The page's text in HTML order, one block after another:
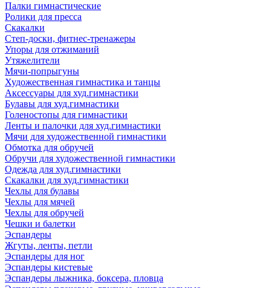
Палки гимнастические
Ролики для пресса
Скакалки
Степ-доски, фитнес-тренажеры
Упоры для отжиманий
Утяжелители
Мячи-попрыгуны
Художественная гимнастика и танцы
Аксессуары для худ.гимнастики
Булавы для худ.гимнастики
Голеностопы для гимнастики
Ленты и палочки для худ.гимнастики
Мячи для художественной гимнастики
Обмотка для обручей
Обручи для художественной гимнастики
Одежда для худ.гимнастики
Скакалки для худ.гимнастики
Чехлы для булавы
Чехлы для мячей
Чехлы для обручей
Чешки и балетки
Эспандеры
Жгуты, ленты, петли
Эспандеры для ног
Эспандеры кистевые
Эспандеры лыжника, боксера, пловца